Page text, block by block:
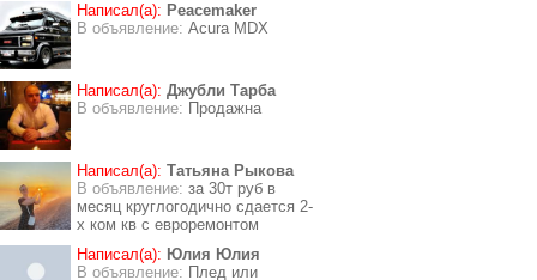
Написал(а): Peacemaker
В объявление: Acura MDX
Написал(а): Джубли Тарба
В объявление: Продажна
Написал(а): Татьяна Рыкова
В объявление: за 30т руб в
месяц круглогодично сдается 2-
х ком кв с евроремонтом
Написал(а): Юлия Юлия
В объявление: Плед или